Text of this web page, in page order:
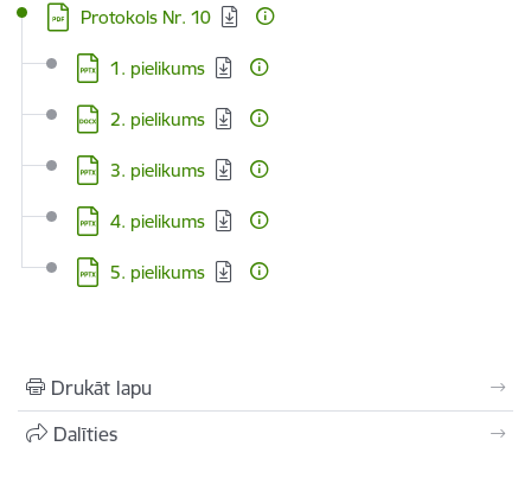
Lejupielādēt:
Protokols Nr. 10
Lejupielādēt:
1. pielikums
Lejupielādēt:
2. pielikums
Lejupielādēt:
3. pielikums
Lejupielādēt:
4. pielikums
Lejupielādēt:
5. pielikums
Drukāt lapu
Dalīties